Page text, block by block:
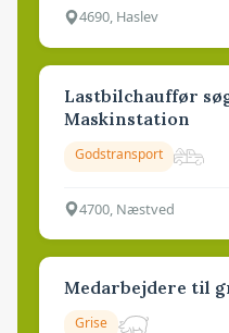
4690, Haslev
Lastbilchauffør
Maskinstation
Godstransport
4700, Næstved
Medarbejdere til
Grise